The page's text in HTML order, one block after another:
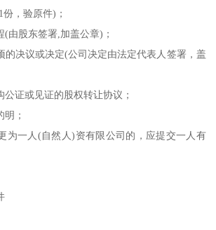
，验原件)；
由股东签署,加盖公章)；
的决议或决定(公司决定由法定代表人签署，盖
证或见证的股权转让协议；
；
为一人(自然人)资有限公司的，应提交一人有